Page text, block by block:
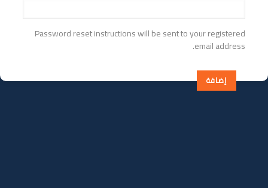
Password reset instructions will be sent to your registered
email address.